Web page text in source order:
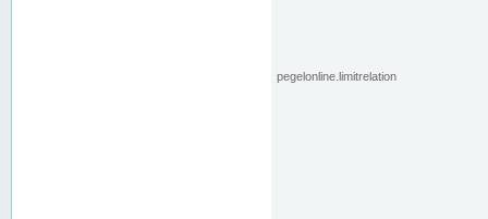
pegelonline.limitrelation